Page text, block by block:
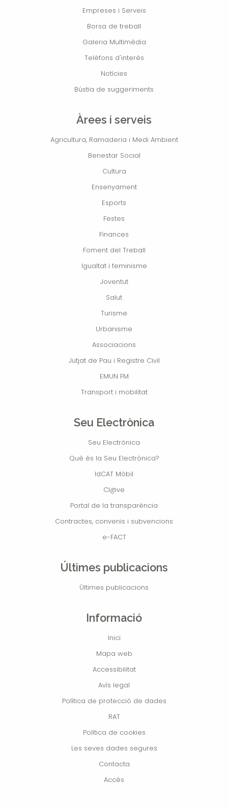
Empreses i Serveis
Borsa de treball
Galeria Multimèdia
Telèfons d'interés
Notícies
Bústia de suggeriments
Àrees i serveis
Agricultura, Ramaderia i Medi Ambient
Benestar Social
Cultura
Ensenyament
Esports
Festes
Finances
Foment del Treball
Igualtat i feminisme
Joventut
Salut
Turisme
Urbanisme
Associacions
Jutjat de Pau i Registre Civil
EMUN FM
Transport i mobilitat
Seu Electrònica
Seu Electrònica
Què és la Seu Electrònica?
IdCAT Mòbil
Cl@ve
Portal de la transparència
Contractes, convenis i subvencions
e-FACT
Últimes publicacions
Últimes publicacions
Informació
Inici
Mapa web
Accessibilitat
Avís legal
Política de protecció de dades
RAT
Política de cookies
Les seves dades segures
Contacta
Accés